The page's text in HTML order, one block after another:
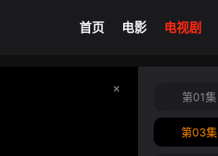
首页 电影 电视剧
第01集
第03集